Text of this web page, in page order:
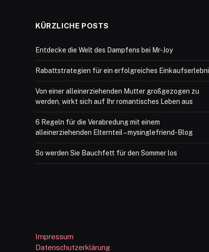
KÜRZLICHE POSTS
Entdecke die Welt des Dampfens bei Mr-Joy
Rabattstrategien für ein erfolgreiches
Von einer alleinerziehenden Mutter großgezogen zu
werden, wirkt sich auf Ihr romantisches Leben aus
6 Regeln für die Verabredung mit einem
alleinerziehenden Elternteil – mysinglefriend-Blog
So werden Sie Bauchfett für den Sommer los
Impressum
Datenschutzerklärung